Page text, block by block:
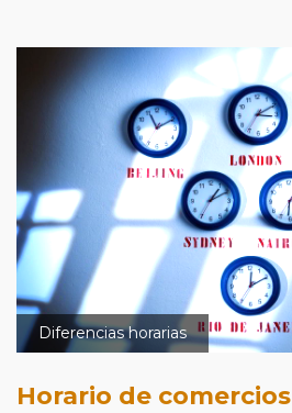
Diferencias horarias
Horario de comercios